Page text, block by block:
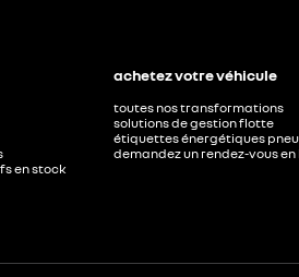
en stock
achetez votre véhicule
toutes nos transformations
solutions de gestion flotte
étiquettes énergétiques
demandez un rendez-vous en